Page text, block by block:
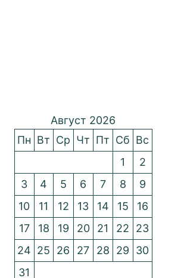
Август 2026
Пн Вт Ср Чт Пт Сб Вс
1
2
3
4 5 6 7 8
9
10
11 12 13 14 15
16
17
18 19 20 21 22
23
24 25 26 27 28 29
30
31